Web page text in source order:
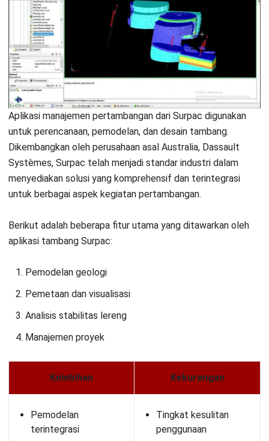
Kinan Eliana
Industries
Kinan telah berpengalaman selama 3 tahun di bidang
content writing untuk industri manufaktur, konstruksi,
dan retail. Ia secara konsisten mengulas topik terkait
omnichannel, manajemen proyek, serta implementasi
teknologi digital untuk proses bisnis.
William, B.Sc.
Expert Reviewer
William adalah seorang praktisi dengan gelar Bachelor of
Singapore, dengan keahlian mendalam terkait teknologi
informasi dan pengembangan sistem. Pengalaman awal
dalam bidang teknologi menumbuhkan ketertarikannya
berbagai fungsi bisnis. Selama sepuluh tahun terakhir,
Planning (ERP), yang memperkuat keahliannya dalam
serta optimalisasi proses operasional melalui teknologi.
HashMicro berpegang pada standar editorial yang ketat
dan menggunakan sumber utama seperti regulasi